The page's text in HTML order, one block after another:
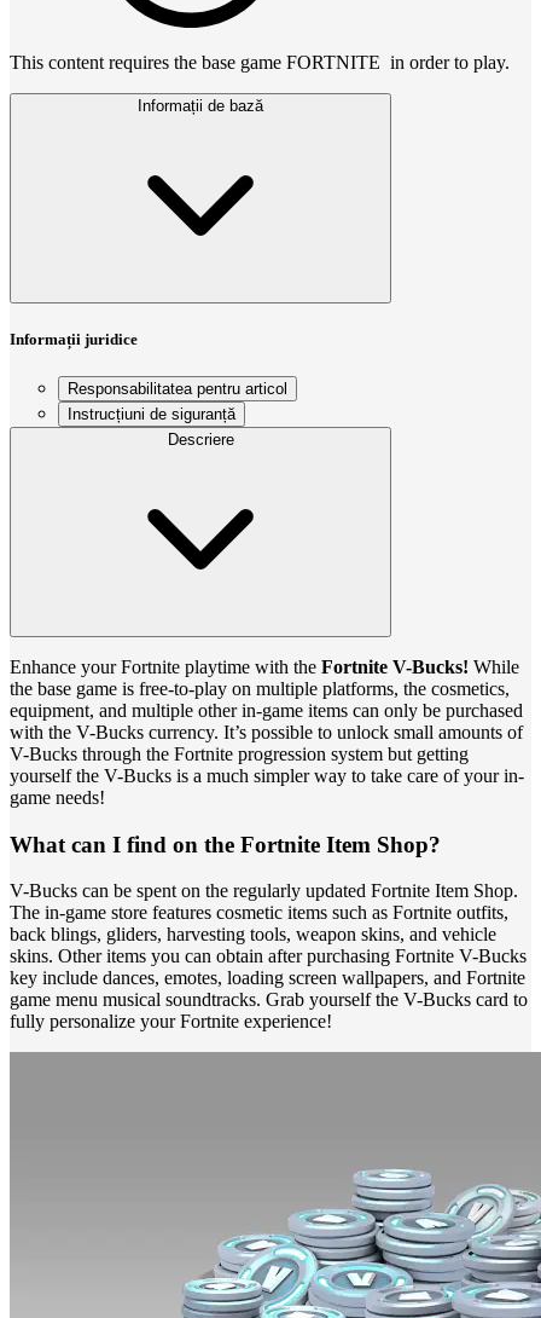
This content requires the base game FORTNITE in order to play.
Informații de bază
Informații juridice
Responsabilitatea pentru articol
Instrucțiuni de siguranță
Descriere
Enhance your Fortnite playtime with the Fortnite V-Bucks! While
the base game is free-to-play on multiple platforms, the cosmetics,
equipment, and multiple other in-game items can only be purchased
with the V-Bucks currency. It’s possible to unlock small amounts of
V-Bucks through the Fortnite progression system but getting
yourself the V-Bucks is a much simpler way to take care of your in-
game needs!
What can I find on the Fortnite Item Shop?
V-Bucks can be spent on the regularly updated Fortnite Item Shop.
The in-game store features cosmetic items such as Fortnite outfits,
back blings, gliders, harvesting tools, weapon skins, and vehicle
skins. Other items you can obtain after purchasing Fortnite V-Bucks
key include dances, emotes, loading screen wallpapers, and Fortnite
game menu musical soundtracks. Grab yourself the V-Bucks card to
fully personalize your Fortnite experience!